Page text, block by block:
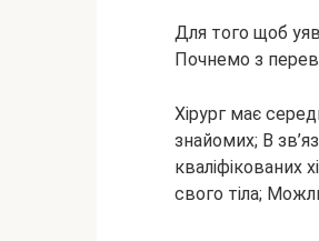
Для того щоб
Почнемо з
Хірург має
знайомих; В
кваліфікованих
свого тіла;